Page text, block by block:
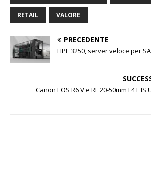
RETAIL VALORE
PRECEDENTE
HPE 3250, server veloce per
Canon EOS R6 V e RF 20-50mm F4 L IS